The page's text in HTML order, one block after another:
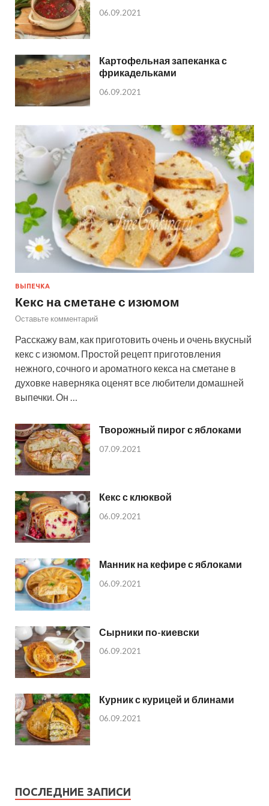
06.09.2021
Картофельная запеканка с
фрикадельками
06.09.2021
ВЫПЕЧКА
Кекс на сметане с изюмом
Оставьте комментарий
Расскажу вам, как приготовить очень и очень вкусный
кекс с изюмом. Простой рецепт приготовления
нежного, сочного и ароматного кекса на сметане в
духовке наверняка оценят все любители домашней
выпечки. Он …
Творожный пирог с яблоками
07.09.2021
Кекс с клюквой
06.09.2021
Манник на кефире с яблоками
06.09.2021
Сырники по-киевски
06.09.2021
Курник с курицей и блинами
06.09.2021
ПОСЛЕДНИЕ ЗАПИСИ